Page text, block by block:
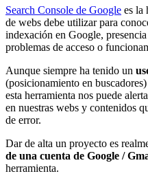
Search Console de Google es la
de webs debe utilizar para
indexación en Google,
problemas de acceso o
Aunque siempre ha tenido un
(posicionamiento en
esta herramienta nos puede
en nuestras webs y contenidos
de error.
Dar de alta un proyecto es
de una cuenta de Google /
herramienta.